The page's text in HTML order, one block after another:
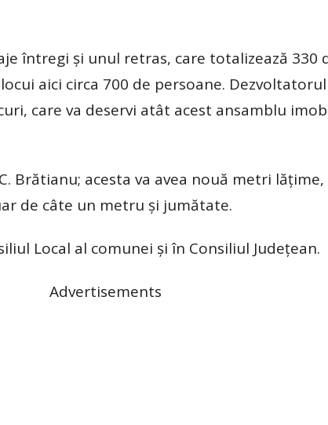
întregi și unul retras, care totalizează 330
aici circa 700 de persoane.
care va deservi atât acest ansamblu
Brătianu; acesta va avea nouă metri
de câte un metru și jumătate.
Local al comunei și în Consiliul Județean.
Advertisements